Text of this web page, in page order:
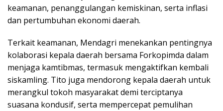
keamanan, penanggulangan kemiskinan, serta inflasi
dan pertumbuhan ekonomi daerah.
Terkait keamanan, Mendagri menekankan pentingnya
kolaborasi kepala daerah bersama Forkopimda dalam
menjaga kamtibmas, termasuk mengaktifkan kembali
siskamling. Tito juga mendorong kepala daerah untuk
merangkul tokoh masyarakat demi terciptanya
suasana kondusif, serta mempercepat pemulihan